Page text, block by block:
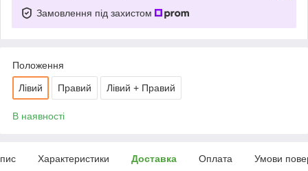
Замовлення під захистом
Положення
Лівий Правий Лівий + Правий
В наявності
Характеристики Доставка Оплата Умови